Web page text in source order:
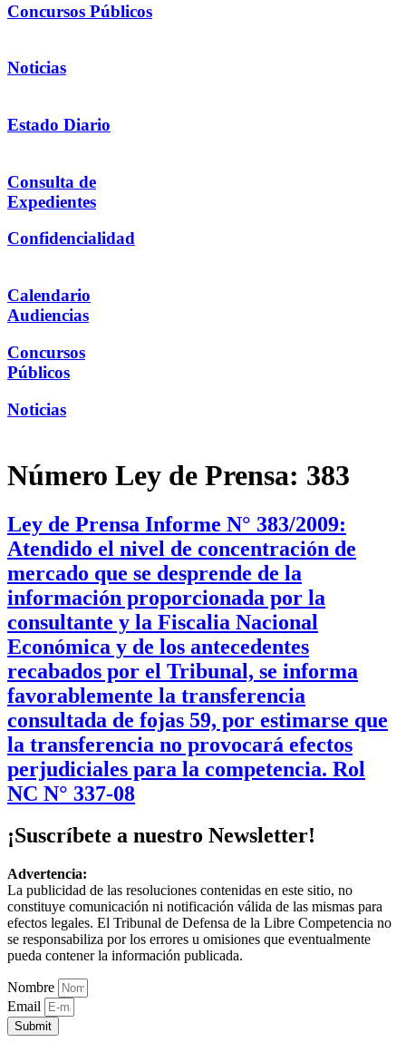
Concursos Públicos
Noticias
Estado Diario
Consulta de
Expedientes
Confidencialidad
Calendario
Audiencias
Concursos
Públicos
Noticias
Número Ley de Prensa: 383
Ley de Prensa Informe N° 383/2009:
Atendido el nivel de concentración de
mercado que se desprende de la
información proporcionada por la
consultante y la Fiscalia Nacional
Económica y de los antecedentes
recabados por el Tribunal, se informa
favorablemente la transferencia
consultada de fojas 59, por estimarse que
la transferencia no provocará efectos
perjudiciales para la competencia. Rol
NC N° 337-08
¡Suscríbete a nuestro Newsletter!
Advertencia:
La publicidad de las resoluciones contenidas en este sitio, no
constituye comunicación ni notificación válida de las mismas para
efectos legales. El Tribunal de Defensa de la Libre Competencia no
se responsabiliza por los errores u omisiones que eventualmente
pueda contener la información publicada.
Nombre
Email
Submit